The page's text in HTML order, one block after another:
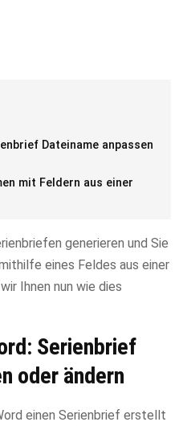
Dateiname anpassen
mit Feldern aus einer
generieren und Sie
eines Feldes aus einer
Ihnen nun wie dies
Serienbrief
oder ändern
einen Serienbrief erstellt